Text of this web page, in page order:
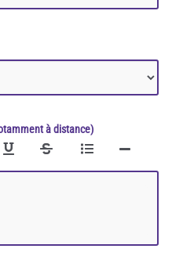
à distance)